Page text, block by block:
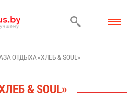
ОТ­ДЫ­ХА «ХЛЕБ & SOUL»
& SOUL»